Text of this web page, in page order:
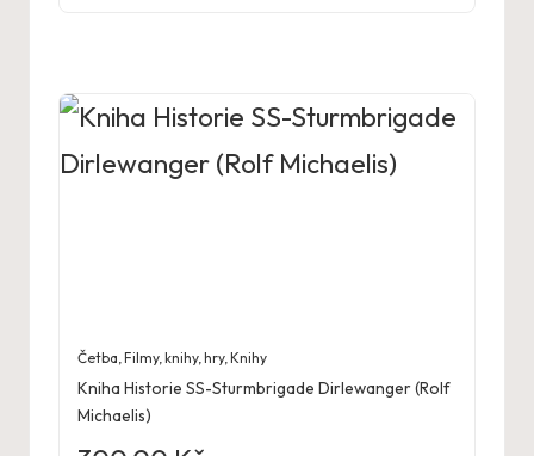
Četba ,Filmy, knihy, hry,Knihy
Kniha Historie SS-Sturmbrigade Dirlewanger (Rolf
Michaelis)